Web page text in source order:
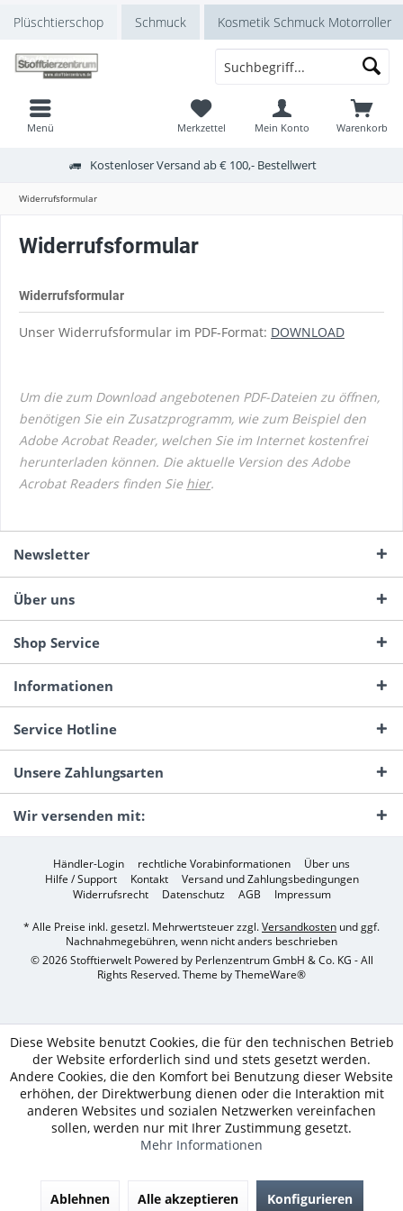
Plüschtierschop Schmuck Kosmetik Schmuck Motorroller
Menü Warenkorb
Merkzettel Mein Konto
Kostenloser Versand ab € 100,- Bestellwert
Widerrufsformular
Widerrufsformular
Widerrufsformular
Unser Widerrufsformular im PDF-Format: DOWNLOAD
Um die zum Download angebotenen PDF-Dateien zu öffnen,
benötigen Sie ein Zusatzprogramm, wie zum Beispiel den
Adobe Acrobat Reader, welchen Sie im Internet kostenfrei
herunterladen können. Die aktuelle Version des Adobe
Acrobat Readers finden Sie hier.
Newsletter
Über uns
Shop Service
Informationen
Service Hotline
Unsere Zahlungsarten
Wir versenden mit:
Händler-Login rechtliche Vorabinformationen
Über uns
Hilfe / Support
Kontakt
Versand und Zahlungsbedingungen
Widerrufsrecht
Datenschutz AGB Impressum
* Alle Preise inkl. gesetzl. Mehrwertsteuer zzgl.Versandkosten und ggf.
Nachnahmegebühren, wenn nicht anders beschrieben
© 2026 Stofftierwelt Powered by Perlenzentrum GmbH & Co. KG - All
Rights Reserved. Theme byThemeWare®
Diese Website benutzt Cookies, die für den technischen Betrieb
der Website erforderlich sind und stets gesetzt werden.
Andere Cookies, die den Komfort bei Benutzung dieser Website
erhöhen, der Direktwerbung dienen oder die Interaktion mit
anderen Websites und sozialen Netzwerken vereinfachen
sollen, werden nur mit Ihrer Zustimmung gesetzt.
Mehr Informationen
Ablehnen Alle akzeptieren Konfigurieren